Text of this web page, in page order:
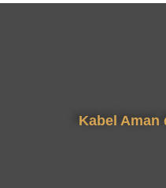
Kabel Aman